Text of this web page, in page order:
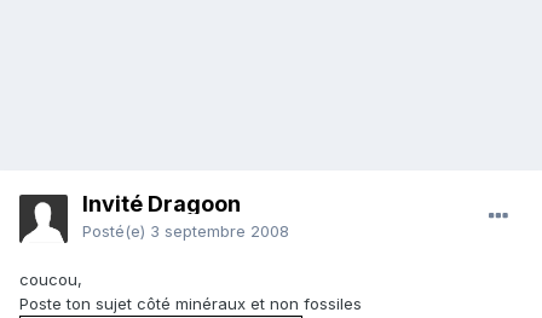
Invité Dragoon
Posté(e) 3 septembre 2008
coucou,
Poste ton sujet côté minéraux et non fossiles